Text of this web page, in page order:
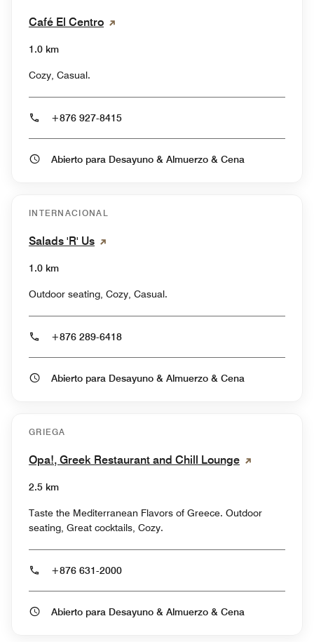
Café El Centro
1.0 km
Cozy, Casual.
+876 927-8415
Abierto para Desayuno & Almuerzo & Cena
INTERNACIONAL
Salads 'R' Us
1.0 km
Outdoor seating, Cozy, Casual.
+876 289-6418
Abierto para Desayuno & Almuerzo & Cena
GRIEGA
Opa!, Greek Restaurant and Chill Lounge
2.5 km
Taste the Mediterranean Flavors of Greece. Outdoor
seating, Great cocktails, Cozy.
+876 631-2000
Abierto para Desayuno & Almuerzo & Cena